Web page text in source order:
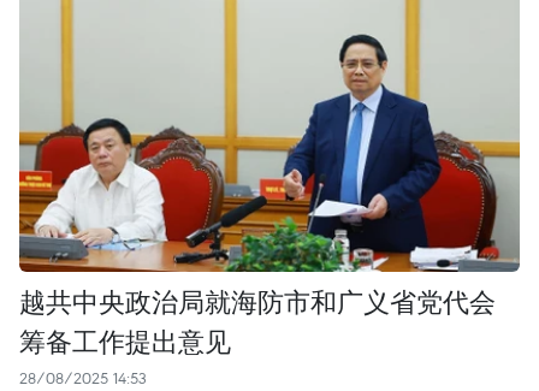
越共中央政治局就海防市和广义省党代会
筹备工作提出意见
28/08/2025 14:53